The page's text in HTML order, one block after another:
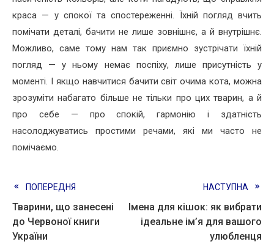
краса — у спокої та спостереженні. Їхній погляд вчить
помічати деталі, бачити не лише зовнішнє, а й внутрішнє.
Можливо, саме тому нам так приємно зустрічати їхній
погляд — у ньому немає поспіху, лише присутність у
моменті. І якщо навчитися бачити світ очима кота, можна
зрозуміти набагато більше не тільки про цих тварин, а й
про себе — про спокій, гармонію і здатність
насолоджуватись простими речами, які ми часто не
помічаємо.
Read
more
articles
ПОПЕРЕДНЯ
Тварини, що занесені
до Червоної книги
України
НАСТУПНА
Імена для кішок: як вибрати
ідеальне ім’я для вашого
улюбленця